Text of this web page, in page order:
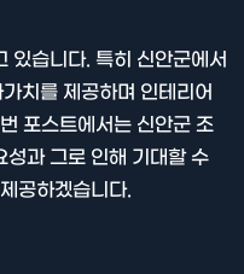
있습니다. 특히 신안군에서
치를 제공하며 인테리어
포스트에서는 신안군 조
성과 그로 인해 기대할 수
공하겠습니다.